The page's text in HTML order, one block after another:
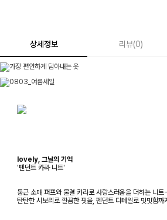
상세정보 리뷰(0)
lovely, 그날의 기억
'펜던트 카라 니트'
둥근 소매 퍼프와 물결 카라로 사랑스러움을 더하는 니트-
탄탄한 시보리로 깔끔한 핏을, 펜던트 디테일로 밋밋함까